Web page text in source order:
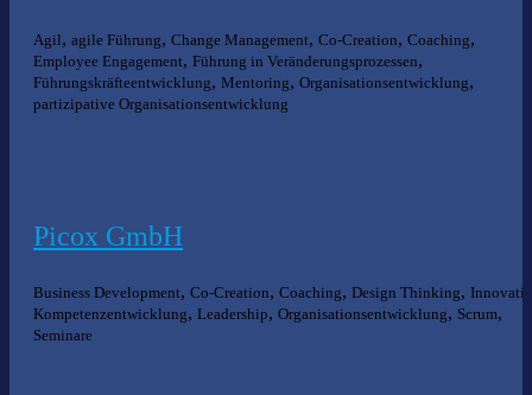
Agil, agile Führung, Change Management, Co-Creation, Coaching,
Employee Engagement, Führung in Veränderungsprozessen,
Führungskräfteentwicklung, Mentoring, Organisationsentwicklung,
partizipative Organisationsentwicklung
Picox GmbH
Business Development, Co-Creation, Coaching, Design Thinking,
Kompetenzentwicklung, Leadership, Organisationsentwicklung, Scrum,
Seminare